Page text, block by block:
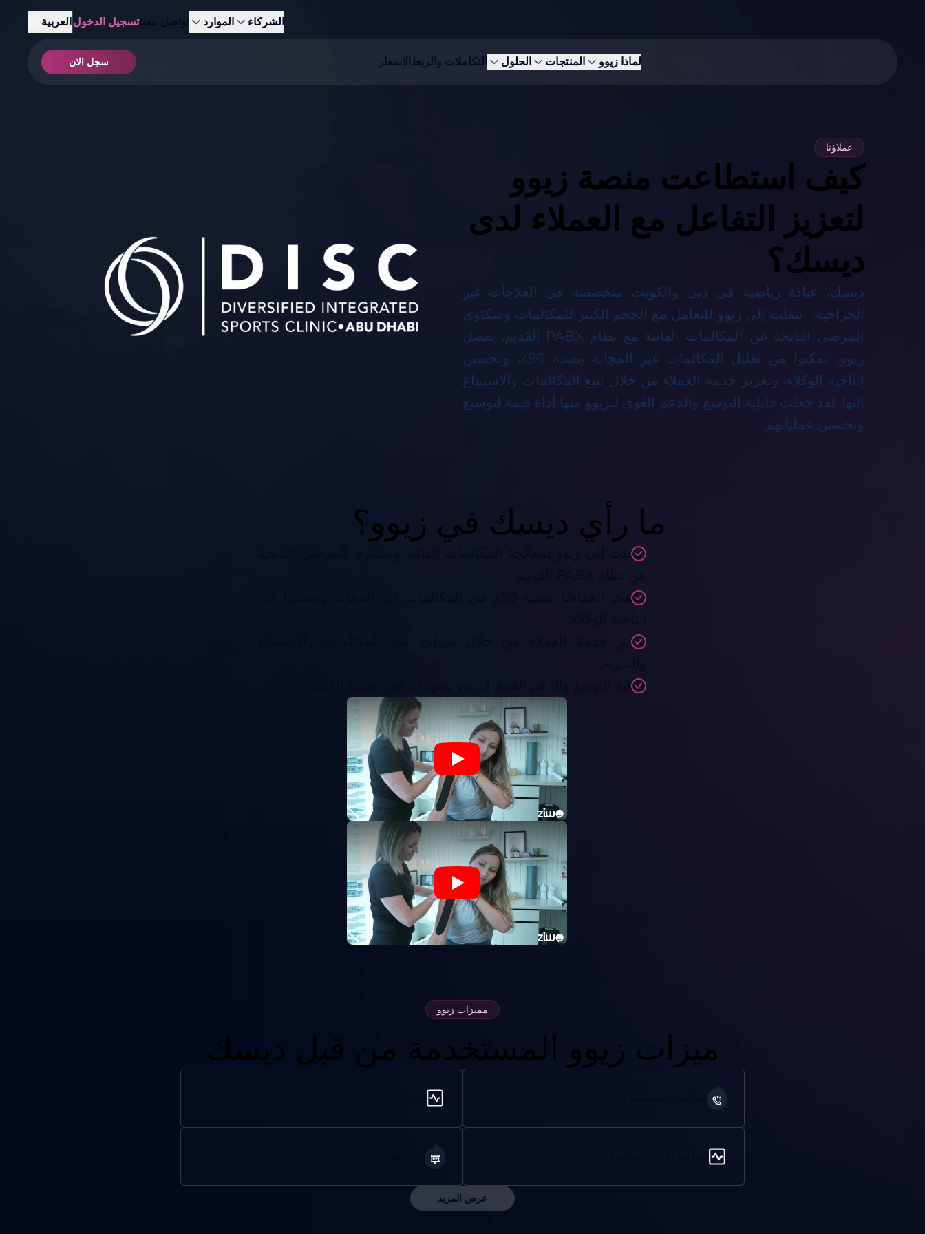
الشركاء الموارد تواصل معناتسجيل الدخولالعربية
لماذا زيوو المنتجات الحلول التكاملات والربط الاسعار سجل الان
عملاؤنا
كيف استطاعت منصة زيوو
لتعزيز التفاعل مع العملاء لدى
ديسك؟
ديسك، عيادة رياضية في دبي والكويت متخصصة في العلاجات غير
الجراحية، انتقلت إلى زيوو للتعامل مع الحجم الكبير للمكالمات وشكاوى
المرضى الناتجة عن المكالمات الفائتة مع نظام PABX القديم. بفضل
زيوو، تمكنوا من تقليل المكالمات غير المجابة بنسبة 90٪، وتحسين
إنتاجية الوكلاء، وتعزيز خدمة العملاء من خلال تتبع المكالمات والاستماع
إليها. لقد جعلت قابلية التوسع والدعم القوي لـزيوو منها أداة قيمة لتوسيع
وتحسين عملياتهم.
ما رأي ديسك في زيوو؟
انتقلت إلى زيوو لمعالجة المكالمات الفائتة وشكاوى المرضى الناتجة
تعزيز خدمة العملاء من خلال ميزات تتبع المكالمات والاستماع
قابلية التوسع والدعم القوي لـزيوو يسهمان في توسيع العمليات.
مميزات زيوو
ميزات زيوو المستخدمة من قبل ديسك
عرض المزيد